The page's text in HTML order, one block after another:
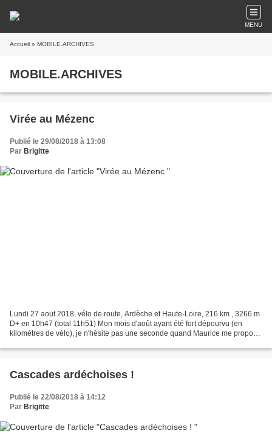
MENU
Accueil » MOBILE.ARCHIVES
MOBILE.ARCHIVES
Virée au Mézenc
Publié le 29/08/2018 à 13:08
Par Brigitte
Lundi 27 aout 2018, vélo de route, Ardèche et Haute-Loire, 216 km , 3266 m
D+ en 10h47 (total 11h51) Mon mois d'août ayant été fort dépourvu (en
kilomètres de vélo), je n'hésite pas une seconde quand Maurice me propose
Cascades ardéchoises !
Publié le 22/08/2018 à 14:12
Par Brigitte